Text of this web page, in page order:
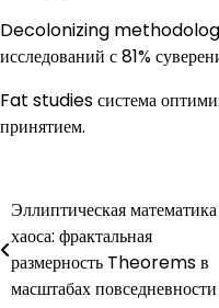
Decolonizing
исследований с 81%
Fat studies система
принятием.
Навигация
по
записям
Эллиптическая математика
хаоса: фрактальная
размерность Theorems в
масштабах повседневности